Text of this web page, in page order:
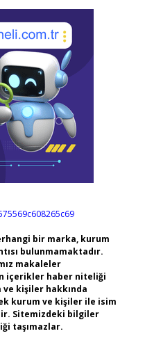
bir marka, kurum
bulunmamaktadır.
makaleler
içerikler haber niteliği
kişiler hakkında
kurum ve kişiler ile isim
Sitemizdeki bilgiler
taşımazlar.